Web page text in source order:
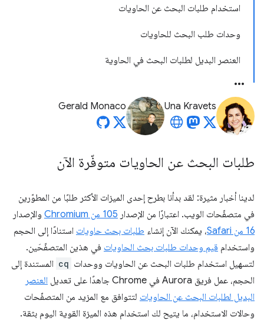
استخدام طلبات البحث عن الحاويات
وحدات طلب البحث للحاويات
العنصر البديل لطلبات البحث في الحاوية
Una Kravets
Gerald Monaco
طلبات البحث عن الحاويات متوفّرة الآن
لدينا أخبار مثيرة: لقد بدأنا بطرح إحدى الميزات الأكثر طلبًا من المطوّرين
في متصفّحات الويب. اعتبارًا من الإصدار 105 من Chromium
والإصدار
16 من Safari
، يمكنك الآن إنشاء طلبات بحث حاويات استنادًا إلى الحجم
واستخدام قيم وحدات طلبات بحث الحاويات في هذين المتصفّحَين.
لتسهيل استخدام طلبات البحث عن الحاويات ووحدات cq المستندة إلى
الحجم، عمل فريق Aurora في Chrome جاهدًا على تعديل
العنصر
البديل لطلبات البحث عن الحاويات لتتوافق مع المزيد من المتصفّحات
وحالات الاستخدام، ما يتيح لك استخدام هذه الميزة القوية اليوم بثقة.